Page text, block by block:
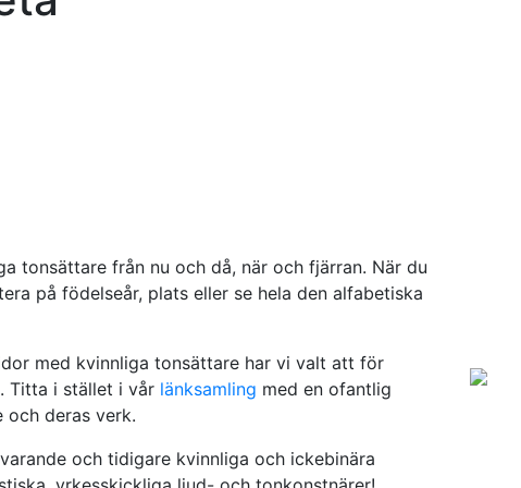
tonsättare från nu och då, när och fjärran. När du
på födelseår, plats eller se hela den alfabetiska
med kvinnliga tonsättare har vi valt att för
Titta i stället i vår länksamling med en ofantlig
och deras verk.
och tidigare kvinnliga och ickebinära